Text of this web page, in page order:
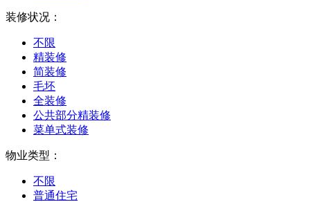
装修状况：
不限
精装修
简装修
毛坯
全装修
公共部分精装修
菜单式装修
物业类型：
不限
普通住宅